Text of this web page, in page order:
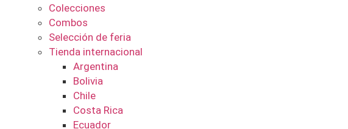
Colecciones
Combos
Selección de feria
Tienda internacional
Argentina
Bolivia
Chile
Costa Rica
Ecuador